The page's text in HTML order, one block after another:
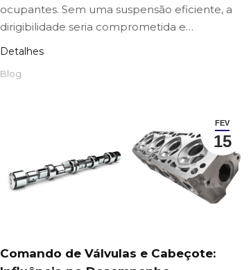
ocupantes. Sem uma suspensão eficiente, a
dirigibilidade seria comprometida e…
Detalhes
Blog
FEV
15
Comando de Válvulas e Cabeçote: